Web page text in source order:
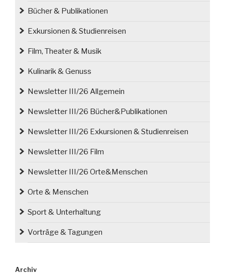
Porträtist“
Bücher & Publikationen
Exkursionen & Studienreisen
Film, Theater & Musik
Kulinarik & Genuss
Newsletter III/26 Allgemein
Newsletter III/26 Bücher&Publikationen
Newsletter III/26 Exkursionen & Studienreisen
Newsletter III/26 Film
Newsletter III/26 Orte&Menschen
Orte & Menschen
Sport & Unterhaltung
Vorträge & Tagungen
Archiv